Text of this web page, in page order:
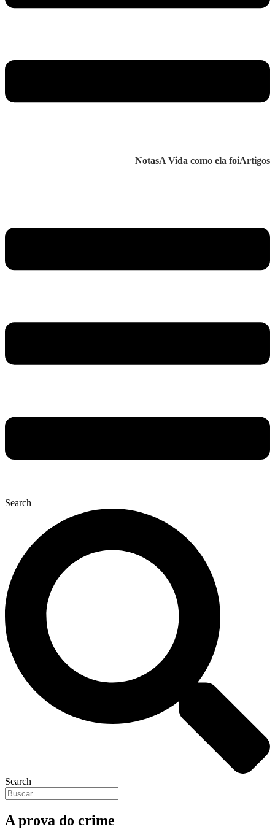
NotasA Vida como ela foiArtigos
Search
Search
A prova do crime